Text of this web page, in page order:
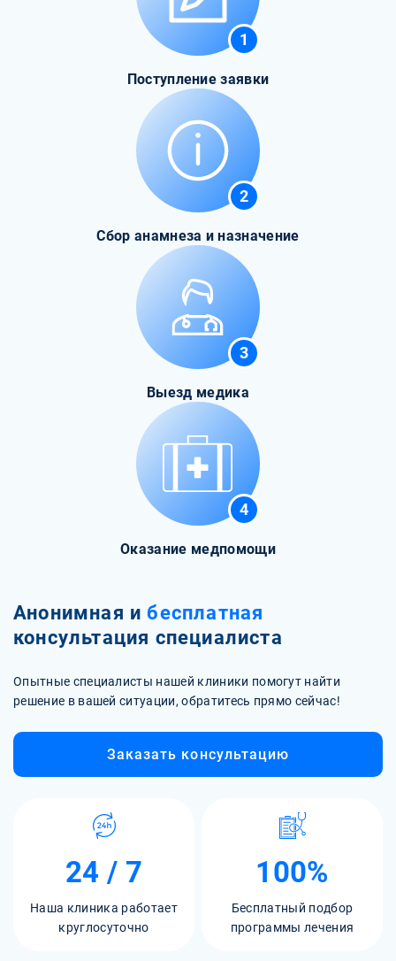
1
Поступление заявки
2
Сбор анамнеза и назначение
3
Выезд медика
4
Оказание медпомощи
Анонимная и бесплатная
консультация специалиста
Опытные специалисты нашей клиники помогут найти
решение в вашей ситуации, обратитесь прямо сейчас!
Заказать консультацию
24 / 7
Наша клиника работает
круглосуточно
100%
Бесплатный подбор
программы лечения